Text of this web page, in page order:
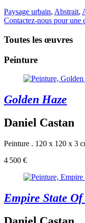
Paysage urbain, Abstrait,
Contactez-nous pour une
Toutes les œuvres
Peinture
Golden Haze
Daniel Castan
Peinture . 120 x 120 x 3
4 500 €
Empire State